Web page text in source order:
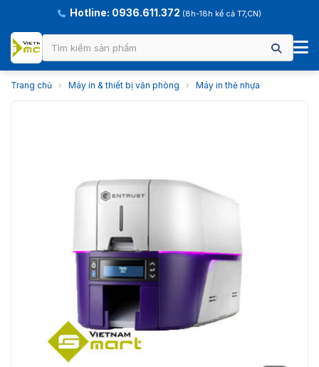
Hotline: 0936.611.372 (8h-18h kể cả T7,CN)
Trang chủ › Máy in & thiết bị văn phòng › Máy in thẻ nhựa